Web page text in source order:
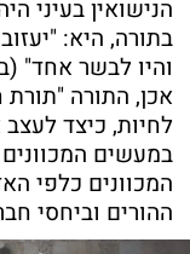
הנישואין בעיני
בתורה, היא:
והיו לבשר אחד"
אכן, התורה "תורת
לחיות, כיצד
במעשים
המכוונים כלפי
ההורים וביחסי